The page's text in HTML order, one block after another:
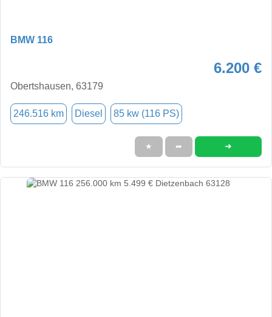
BMW 116
6.200 €
Obertshausen, 63179
246.516 km Diesel 85 kw (116 PS)
★ ➦ ➜